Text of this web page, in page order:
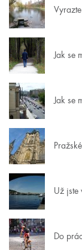
Jak se
Jak se
Už jste
Do